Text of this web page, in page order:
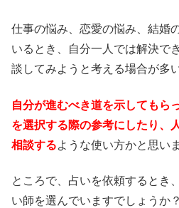
仕事の悩み、恋愛の悩み、結婚
いるとき、自分一人では解決で
談してみようと考える場合が多
自分が進むべき道を示してもら
を選択する際の参考にしたり、
相談するような使い方かと思い
ところで、占いを依頼するとき
い師を選んでいますでしょうか？